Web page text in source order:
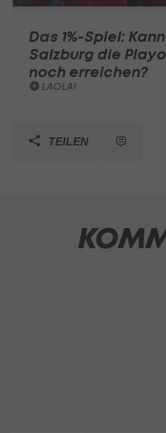
Das 1%-Spiel: Kann
Salzburg die
noch erreichen?
LAOLA1
TEILEN